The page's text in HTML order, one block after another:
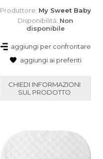
Produttore: My Sweet Baby
Disponibilità: Non
disponibile
aggiungi per confrontare
aggiungi ai preferiti
CHIEDI INFORMAZIONI
SUL PRODOTTO